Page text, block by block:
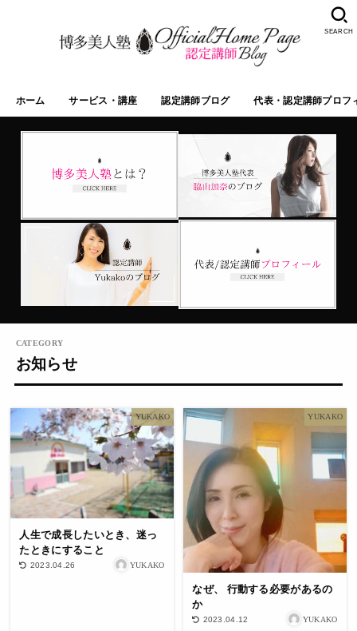
ホーム サービス・講座 認定講師ブログ 代表・認定講師プロフ
SEARCH
お知らせ
YUKAKO
人生で成長したいとき、迷っ
たときにすること
2023.04.26 YUKAKO
YUKAKO
なぜ、 行動する必要があるの
か
2023.04.12 YUKAKO